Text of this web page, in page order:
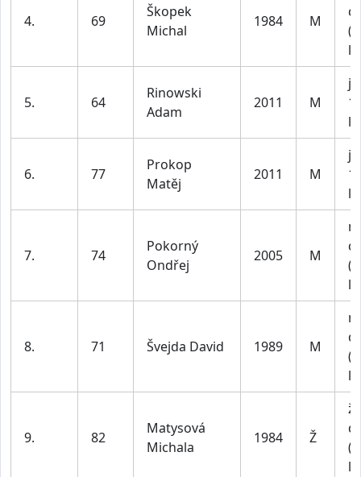
4. 69
Škopek
Michal
1984 M
5. 64
Rinowski
Adam
2011 M
6. 77
Prokop
Matěj
2011 M
7. 74
Pokorný
Ondřej
2005 M
8. 71 Švejda David 1989 M
9. 82
Matysová
Michala
1984 Ž